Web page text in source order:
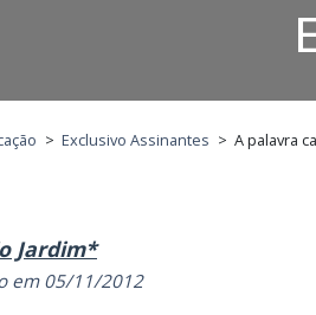
> Exclusivo Assinantes > A palavra
Jardim*
em 05/11/2012